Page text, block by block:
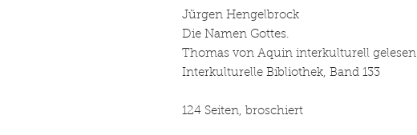
Jürgen Hengelbrock
Die Namen Gottes.
Thomas von Aquin interkulturell gelesen
Interkulturelle Bibliothek, Band 133
124 Seiten, broschiert